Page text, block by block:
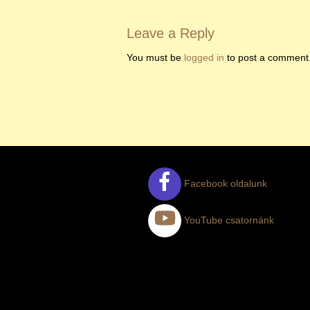
Leave a Reply
You must be logged in to post a
Facebook oldalunk
YouTube csatornánk